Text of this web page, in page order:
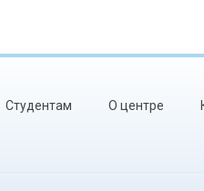
Студентам О центре